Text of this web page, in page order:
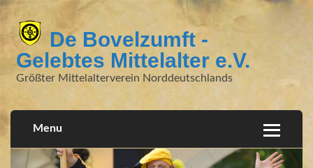
De Bovelzumft -
Gelebtes Mittelalter e.V.
Größter Mittelalterverein Norddeutschlands
Menu